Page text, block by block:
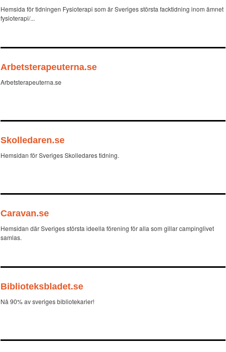
Hemsida för tidningen Fysioterapi som är Sveriges största facktidning inom ämnet
fysioterapi/...
Arbetsterapeuterna.se
Arbetsterapeuterna.se
Skolledaren.se
Hemsidan för Sveriges Skolledares tidning.
Caravan.se
Hemsidan där Sveriges största ideella förening för alla som gillar campinglivet
samlas.
Biblioteksbladet.se
Nå 90% av sveriges bibliotekarier!